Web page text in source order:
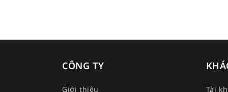
CÔNG TY
Giới thiệu Tài